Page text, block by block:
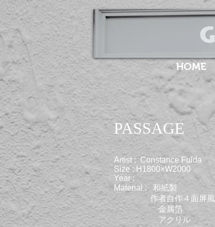
HOME
PASSAGE
Artist : Constance Fulda
Size : H1800×W2000
Year :
Material : 和紙製
作者自作４面屏風
金属箔
​ アクリル